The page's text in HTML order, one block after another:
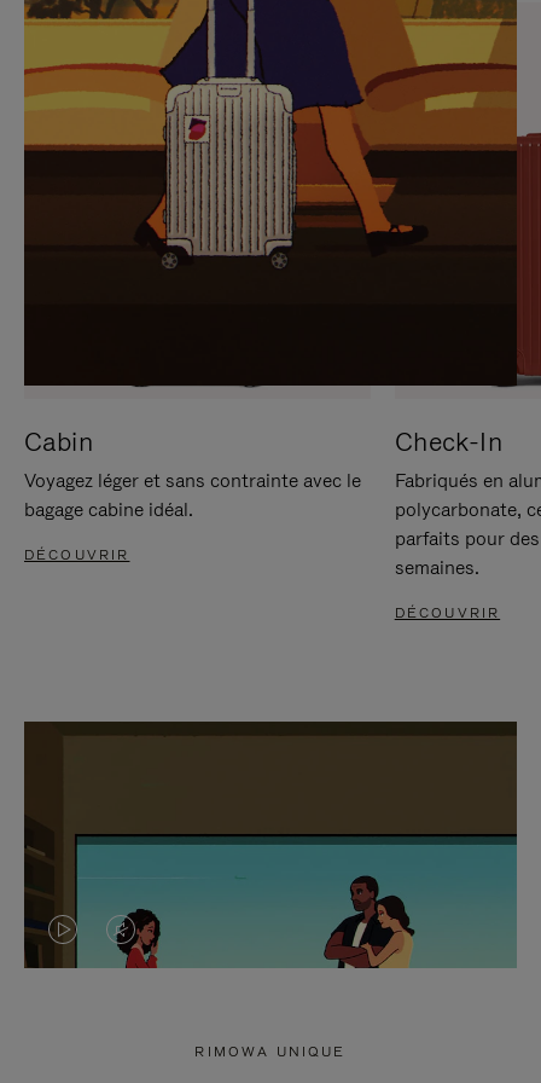
SUR
POUR
METTRE
PAUSE
VEUILLEZ
CLIQUER
POUR
RÉACTIVER
LE
SON
Cabin
Voyagez léger et sans contrainte avec le
bagage cabine idéal.
DÉCOUVRIR
Check-In
Fabriqués en
polycarbonate,
parfaits pour
semaines.
DÉCOUVRIR
LA LE
RIMOWA UNIQUE